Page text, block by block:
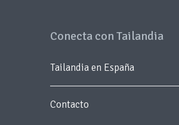
Conecta con Tailandia
Tailandia en España
Contacto